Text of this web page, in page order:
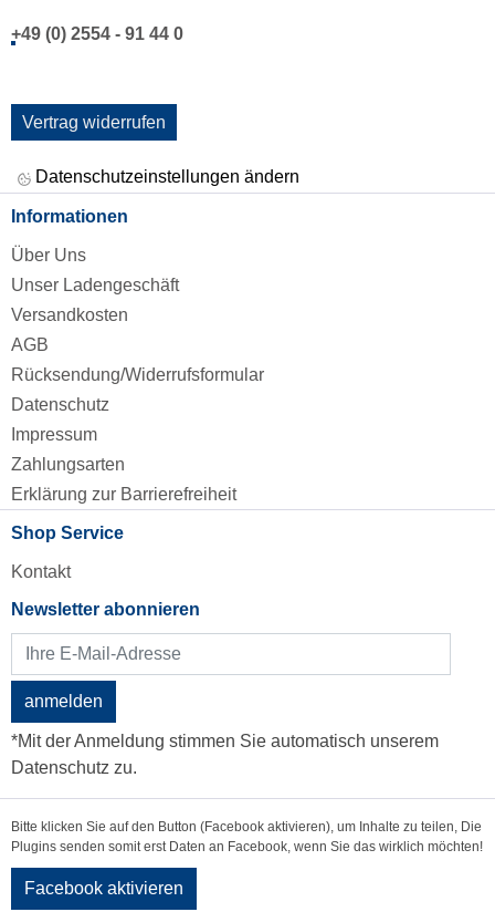
+49 (0) 2554 - 91 44 0
Vertrag widerrufen
Datenschutzeinstellungen ändern
Informationen
Über Uns
Unser Ladengeschäft
Versandkosten
AGB
Rücksendung/Widerrufsformular
Datenschutz
Impressum
Zahlungsarten
Erklärung zur Barrierefreiheit
Shop Service
Kontakt
Newsletter abonnieren
anmelden
*Mit der Anmeldung stimmen Sie automatisch unserem
Datenschutz zu.
Bitte klicken Sie auf den Button (Facebook aktivieren), um Inhalte zu teilen, Die
Plugins senden somit erst Daten an Facebook, wenn Sie das wirklich möchten!
Facebook aktivieren